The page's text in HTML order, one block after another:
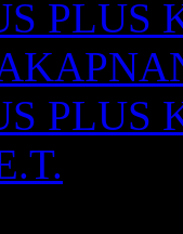
PLUS